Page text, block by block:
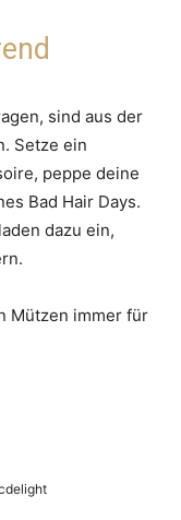
sind aus der
Setze ein
peppe deine
Bad Hair Days.
dazu ein,
Mützen immer für